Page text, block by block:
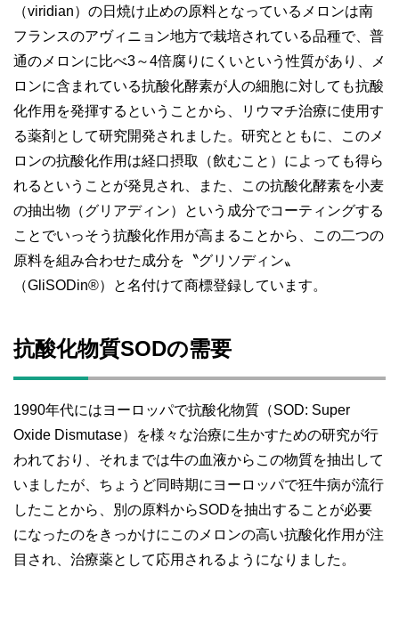
（viridian）の日焼け止めの原料となっているメロンは南
フランスのアヴィニョン地方で栽培されている品種で、 普
通のメロンに比べ3～4倍腐りにくいという性質があり、メ
ロンに含まれている抗酸化酵素が人の細胞に対しても抗酸
化作用を発揮するということから、リウマチ治療に使用す
る薬剤として研究開発されました。 研究とともに、このメ
ロンの抗酸化作用は経口摂取（飲むこと）によっても得ら
れるということが発見され、また、この抗酸化酵素を小麦
の抽出物（グリアディン）という成分でコーティングする
ことでいっそう抗酸化作用が高まることから、この二つの
原料を組み合わせた成分を〝グリソディン〟
（GliSODin®）と名付けて商標登録しています。
抗酸化物質SODの需要
1990年代にはヨーロッパで抗酸化物質（SOD: Super
Oxide Dismutase）を様々な治療に生かすための研究が行
われており、それまでは牛の血液からこの物質を抽出して
いましたが、ちょうど同時期にヨーロッパで狂牛病が流行
したことから、別の原料からSODを抽出することが必要
になったのをきっかけにこのメロンの高い抗酸化作用が注
目され、治療薬として応用されるようになりました。